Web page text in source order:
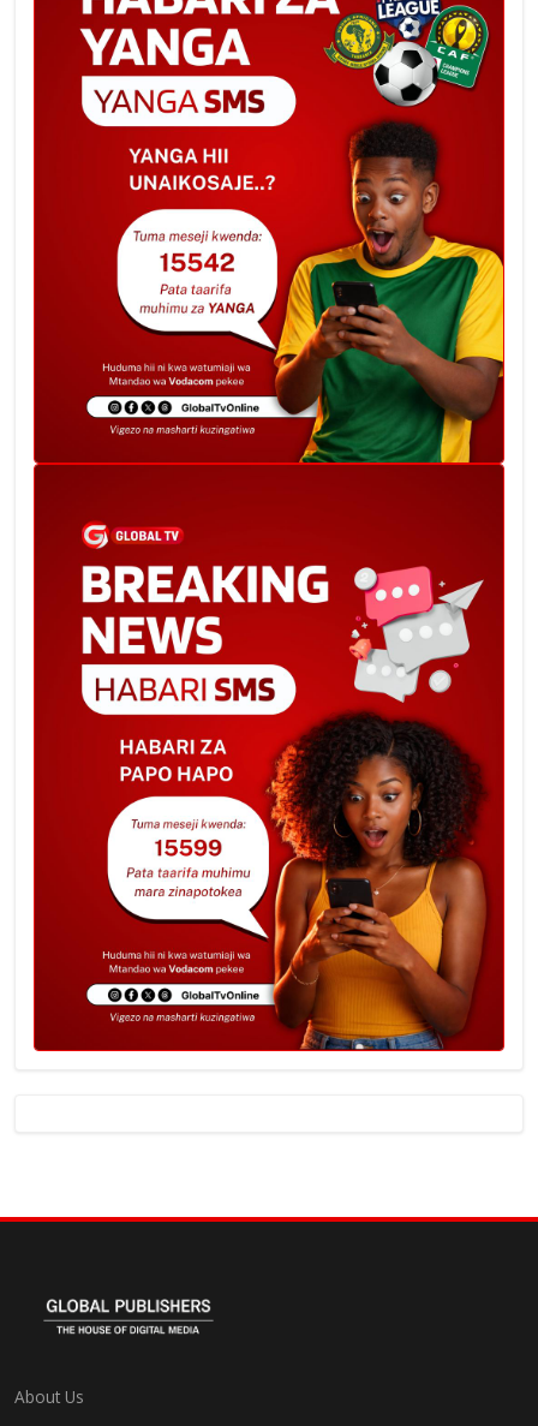
About Us